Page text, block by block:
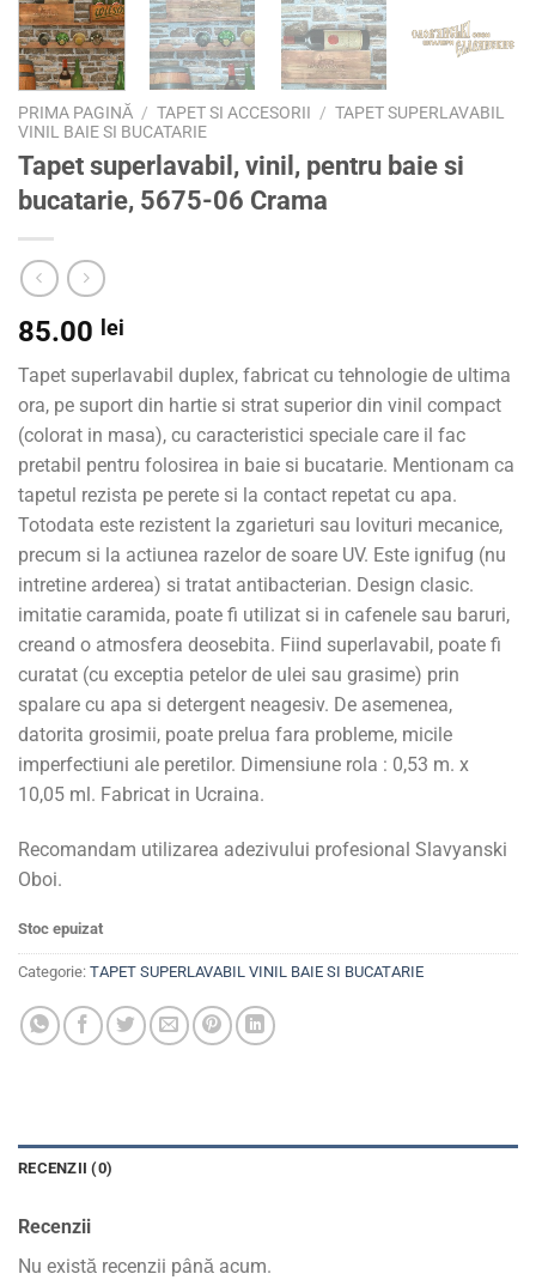
PRIMA PAGINĂ / TAPET SI ACCESORII / TAPET SUPERLAVABIL
VINIL BAIE SI BUCATARIE
Tapet superlavabil, vinil, pentru baie si
bucatarie, 5675-06 Crama
85.00 lei
Tapet superlavabil duplex, fabricat cu tehnologie de ultima
ora, pe suport din hartie si strat superior din vinil compact
(colorat in masa), cu caracteristici speciale care il fac
pretabil pentru folosirea in baie si bucatarie. Mentionam ca
tapetul rezista pe perete si la contact repetat cu apa.
Totodata este rezistent la zgarieturi sau lovituri mecanice,
precum si la actiunea razelor de soare UV. Este ignifug (nu
intretine arderea) si tratat antibacterian. Design clasic.
imitatie caramida, poate fi utilizat si in cafenele sau baruri,
creand o atmosfera deosebita. Fiind superlavabil, poate fi
curatat (cu exceptia petelor de ulei sau grasime) prin
spalare cu apa si detergent neagesiv. De asemenea,
datorita grosimii, poate prelua fara probleme, micile
imperfectiuni ale peretilor. Dimensiune rola : 0,53 m. x
10,05 ml. Fabricat in Ucraina.
Recomandam utilizarea adezivului profesional Slavyanski
Oboi.
Stoc epuizat
Categorie: TAPET SUPERLAVABIL VINIL BAIE SI BUCATARIE
RECENZII (0)
Recenzii
Nu există recenzii până acum.